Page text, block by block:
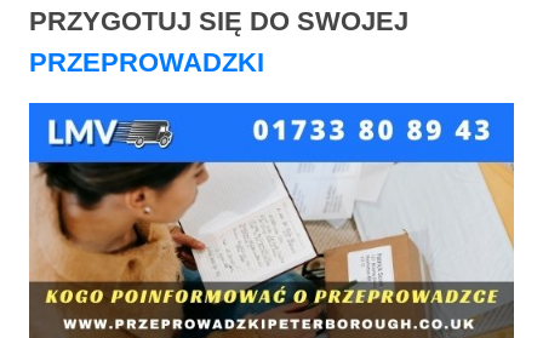
PRZYGOTUJ SIĘ DO SWOJEJ
PRZEPROWADZKI